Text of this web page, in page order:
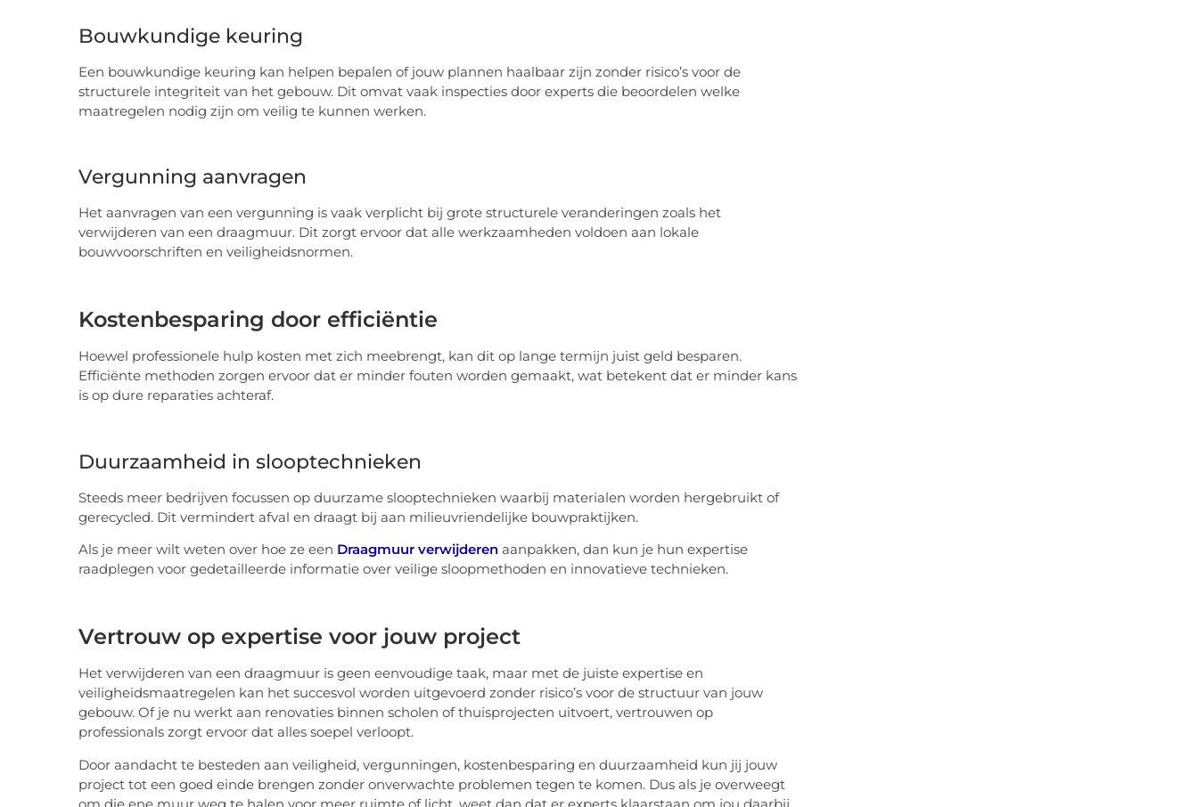
Bouwkundige keuring
Een bouwkundige keuring kan helpen bepalen of jouw plannen haalbaar zijn zonder risico’s voor de
structurele integriteit van het gebouw. Dit omvat vaak inspecties door experts die beoordelen welke
maatregelen nodig zijn om veilig te kunnen werken.
Vergunning aanvragen
Het aanvragen van een vergunning is vaak verplicht bij grote structurele veranderingen zoals het
verwijderen van een draagmuur. Dit zorgt ervoor dat alle werkzaamheden voldoen aan lokale
bouwvoorschriften en veiligheidsnormen.
Kostenbesparing door efficiëntie
Hoewel professionele hulp kosten met zich meebrengt, kan dit op lange termijn juist geld besparen.
Efficiënte methoden zorgen ervoor dat er minder fouten worden gemaakt, wat betekent dat er minder kans
is op dure reparaties achteraf.
Duurzaamheid in slooptechnieken
Steeds meer bedrijven focussen op duurzame slooptechnieken waarbij materialen worden hergebruikt of
gerecycled. Dit vermindert afval en draagt bij aan milieuvriendelijke bouwpraktijken.
Als je meer wilt weten over hoe ze een Draagmuur verwijderen aanpakken, dan kun je hun expertise
raadplegen voor gedetailleerde informatie over veilige sloopmethoden en innovatieve technieken.
Vertrouw op expertise voor jouw project
Het verwijderen van een draagmuur is geen eenvoudige taak, maar met de juiste expertise en
veiligheidsmaatregelen kan het succesvol worden uitgevoerd zonder risico’s voor de structuur van jouw
gebouw. Of je nu werkt aan renovaties binnen scholen of thuisprojecten uitvoert, vertrouwen op
professionals zorgt ervoor dat alles soepel verloopt.
Door aandacht te besteden aan veiligheid, vergunningen, kostenbesparing en duurzaamheid kun jij jouw
project tot een goed einde brengen zonder onverwachte problemen tegen te komen. Dus als je overweegt
om die ene muur weg te halen voor meer ruimte of licht, weet dan dat er experts klaarstaan om jou daarbij